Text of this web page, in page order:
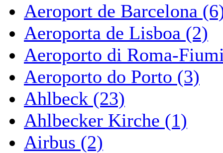
Aeroport de Barcelona
Aeroporta de Lisboa (2)
Aeroporto di Roma-
Aeroporto do Porto (3)
Ahlbeck (23)
Ahlbecker Kirche (1)
Airbus (2)